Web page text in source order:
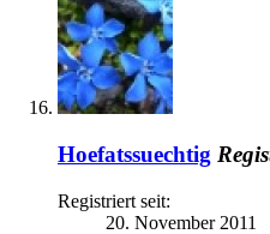
Hoefatssuechtig
Registriert seit:
20. November 2011